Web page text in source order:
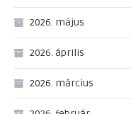
2026. május
2026. április
2026. március